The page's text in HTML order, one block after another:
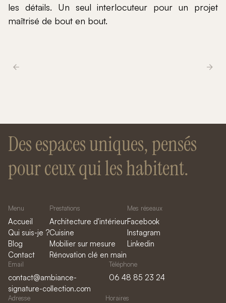
les détails. Un seul interlocuteur pour un projet
maîtrisé de bout en bout.
Des espaces uniques, pensés
pour ceux qui les habitent.
Menu
Accueil
Qui suis-je ?
Blog
Contact
Prestations
Architecture d'intérieur
Cuisine
Mobilier sur mesure
Rénovation clé en main
Mes réseaux
Facebook
Instagram
Linkedin
Email
contact@ambiance-
signature-collection.com
Téléphone
06 48 85 23 24
Adresse Horaires